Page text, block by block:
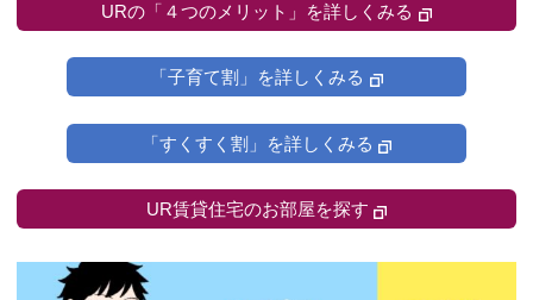
URの「４つのメリット」を詳しくみる
「子育て割」を詳しくみる
「すくすく割」を詳しくみる
UR賃貸住宅のお部屋を探す